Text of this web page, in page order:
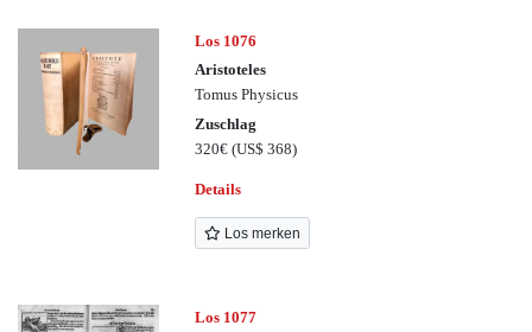
Los 1076
Aristoteles
Tomus Physicus
Zuschlag
320€(US$ 368)
Details
Los merken
Los 1077